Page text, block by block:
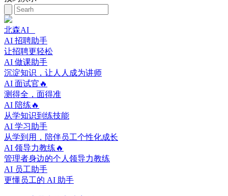
北森AI
AI 招聘助手
让招聘更轻松
AI 做课助手
沉淀知识，让人人成为讲师
AI 面试官🔥
测得全，面得准
AI 陪练🔥
从学知识到练技能
AI 学习助手
从学到用，陪伴员工个性化成长
AI 领导力教练🔥
管理者身边的个人领导力教练
AI 员工助手
更懂员工的 AI 助手